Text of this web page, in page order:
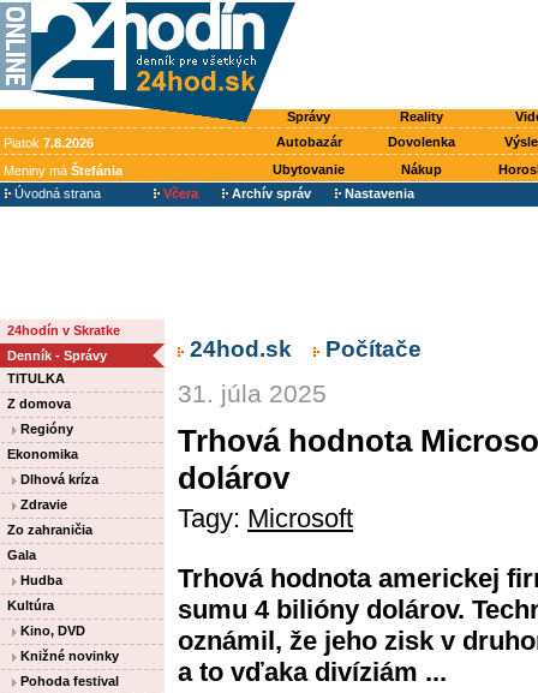
Správy Reality
Piatok 7.8.2026 Autobazár Dovolenka
Meniny má Štefánia Ubytovanie Nákup
Úvodná strana
Včera Archív správ Nastavenia
24hodín v Skratke
Denník - Správy
TITULKA
Z domova
Regióny
Ekonomika
Dlhová kríza
Zdravie
Zo zahraničia
Gala
Hudba
Kultúra
Kino, DVD
Knižné novinky
Pohoda festival
24hod.sk Počítače
31. júla 2025
Trhová hodnota
dolárov
Tagy: Microsoft
Trhová hodnota americkej
sumu 4 bilióny dolárov.
oznámil, že jeho zisk v
a to vďaka divíziám ...